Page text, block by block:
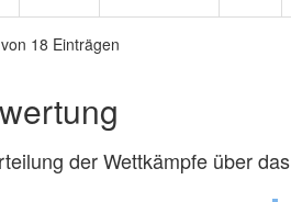
18 Einträgen
der Wettkämpfe über